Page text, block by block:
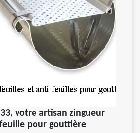
votre artisan zingueur
pour gouttière